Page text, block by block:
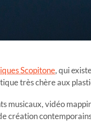
Scopitone, qui
très chère aux
musicaux, vidéo
création